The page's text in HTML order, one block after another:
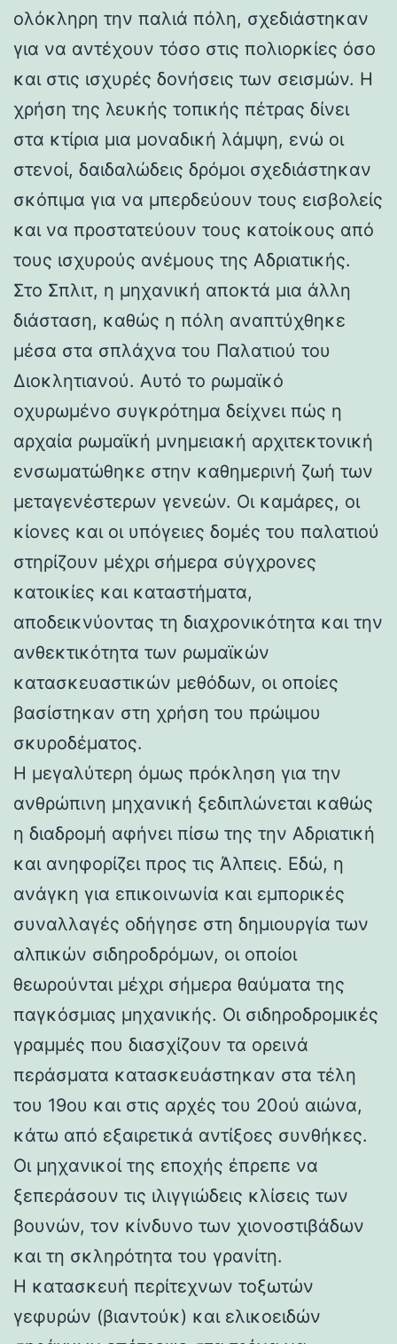
ολόκληρη την παλιά πόλη, σχεδιάστηκαν
για να αντέχουν τόσο στις πολιορκίες όσο
και στις ισχυρές δονήσεις των σεισμών. Η
χρήση της λευκής τοπικής πέτρας δίνει
στα κτίρια μια μοναδική λάμψη, ενώ οι
στενοί, δαιδαλώδεις δρόμοι σχεδιάστηκαν
σκόπιμα για να μπερδεύουν τους εισβολείς
και να προστατεύουν τους κατοίκους από
τους ισχυρούς ανέμους της Αδριατικής.
Στο Σπλιτ, η μηχανική αποκτά μια άλλη
διάσταση, καθώς η πόλη αναπτύχθηκε
μέσα στα σπλάχνα του Παλατιού του
Διοκλητιανού. Αυτό το ρωμαϊκό
οχυρωμένο συγκρότημα δείχνει πώς η
αρχαία ρωμαϊκή μνημειακή αρχιτεκτονική
ενσωματώθηκε στην καθημερινή ζωή των
μεταγενέστερων γενεών. Οι καμάρες, οι
κίονες και οι υπόγειες δομές του παλατιού
στηρίζουν μέχρι σήμερα σύγχρονες
κατοικίες και καταστήματα,
αποδεικνύοντας τη διαχρονικότητα και την
ανθεκτικότητα των ρωμαϊκών
κατασκευαστικών μεθόδων, οι οποίες
βασίστηκαν στη χρήση του πρώιμου
σκυροδέματος.
Η μεγαλύτερη όμως πρόκληση για την
ανθρώπινη μηχανική ξεδιπλώνεται καθώς
η διαδρομή αφήνει πίσω της την Αδριατική
και ανηφορίζει προς τις Άλπεις. Εδώ, η
ανάγκη για επικοινωνία και εμπορικές
συναλλαγές οδήγησε στη δημιουργία των
αλπικών σιδηροδρόμων, οι οποίοι
θεωρούνται μέχρι σήμερα θαύματα της
παγκόσμιας μηχανικής. Οι σιδηροδρομικές
γραμμές που διασχίζουν τα ορεινά
περάσματα κατασκευάστηκαν στα τέλη
του 19ου και στις αρχές του 20ού αιώνα,
κάτω από εξαιρετικά αντίξοες συνθήκες.
Οι μηχανικοί της εποχής έπρεπε να
ξεπεράσουν τις ιλιγγιώδεις κλίσεις των
βουνών, τον κίνδυνο των χιονοστιβάδων
και τη σκληρότητα του γρανίτη.
Η κατασκευή περίτεχνων τοξωτών
γεφυρών (βιαντούκ) και ελικοειδών